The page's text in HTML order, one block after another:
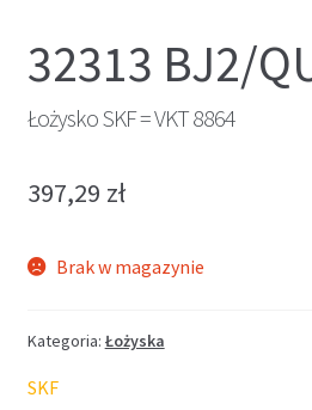
32313 BJ2/
Łożysko SKF = VKT 8864
397,29 zł
Brak w magazynie
Kategoria: Łożyska
SKF